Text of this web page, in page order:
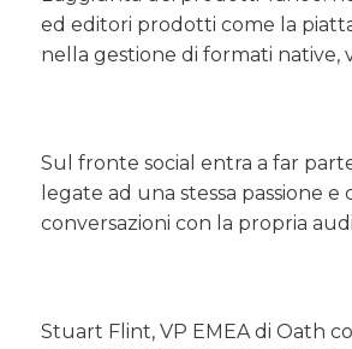
ed editori prodotti come la
nella gestione di formati native,
Sul fronte social entra a far
legate ad una stessa passione
conversazioni con la propria
Stuart Flint, VP EMEA di Oath